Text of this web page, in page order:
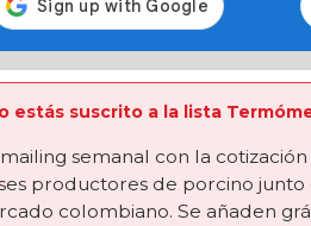
estás suscrito a la lista
semanal con la
productores de porcino
colombiano. Se añaden